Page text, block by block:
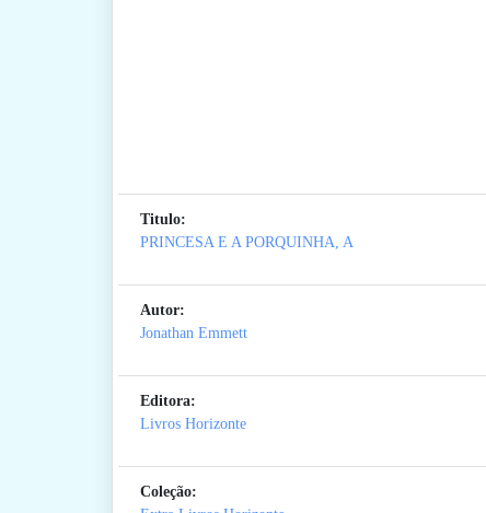
Titulo:
PRINCESA E A PORQUINHA, A
Autor:
Jonathan Emmett
Editora:
Livros Horizonte
Coleção: